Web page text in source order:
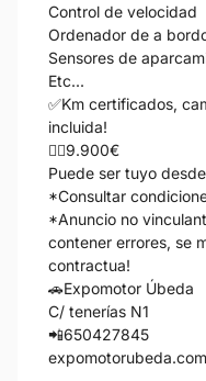
Control de velocidad
Ordenador de a
Sensores de
Etc...
✅Km certificados,
incluida!
👉🏻9.900€
Puede ser tuyo
*Consultar
*Anuncio no
contener errores, se
contractua!
🚗Expomotor Úbeda
C/ tenerías N1
📲650427845
expomotorubeda.com